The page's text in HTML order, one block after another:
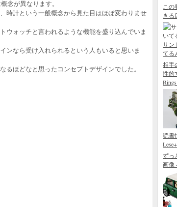
念が異なります。
時計という一般概念から見た目はほぼ変わりませ
ウォッチと言われるような機能を盛り込んでいま
ンなら受け入れられるという人もいると思いま
ほどなと思ったコンセプトデザインでした。
こ
きる
サン
てる
相手
性的
読書
ずっ
画像